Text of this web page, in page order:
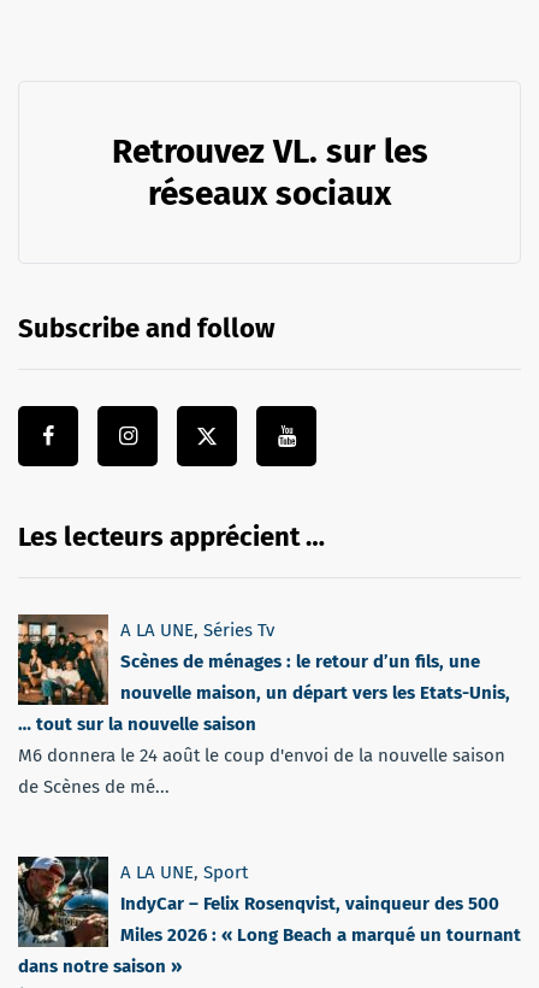
Retrouvez VL. sur les
réseaux sociaux
Subscribe and follow
Les lecteurs apprécient …
A LA UNE, Séries Tv
Scènes de ménages : le retour d’un fils, une
nouvelle maison, un départ vers les Etats-Unis,
… tout sur la nouvelle saison
M6 donnera le 24 août le coup d'envoi de la nouvelle saison
de Scènes de mé...
A LA UNE, Sport
IndyCar – Felix Rosenqvist, vainqueur des 500
Miles 2026 : « Long Beach a marqué un tournant
dans notre saison »